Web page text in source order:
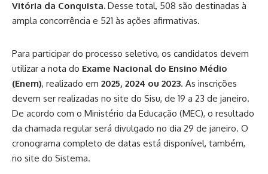
Vitória da Conquista. Desse total, 508 são destinadas à
ampla concorrência e 521 às ações afirmativas.
Para participar do processo seletivo, os candidatos devem
utilizar a nota do Exame Nacional do Ensino Médio
(Enem), realizado em 2025, 2024 ou 2023. As inscrições
devem ser realizadas no site do Sisu, de 19 a 23 de janeiro.
De acordo com o Ministério da Educação (MEC), o resultado
da chamada regular será divulgado no dia 29 de janeiro. O
cronograma completo de datas está disponível, também,
no site do Sistema.